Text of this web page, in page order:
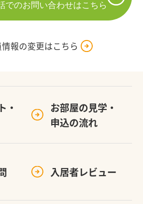
でのお問い合わせはこちら
報の変更はこちら
・
お部屋の見学・
申込の流れ
入居者レビュー